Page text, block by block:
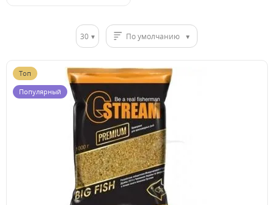
30 По умолчанию
Топ
Популярный